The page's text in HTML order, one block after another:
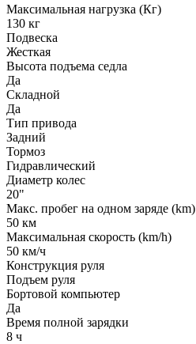
Максимальная нагрузка (Кг)
130 кг
Подвеска
Жесткая
Высота подъема седла
Да
Складной
Да
Тип привода
Задний
Тормоз
Гидравлический
Диаметр колес
20"
Макс. пробег на одном заряде (km)
50 км
Максимальная скорость (km/h)
50 км/ч
Конструкция руля
Подъем руля
Бортовой компьютер
Да
Время полной зарядки
8 ч